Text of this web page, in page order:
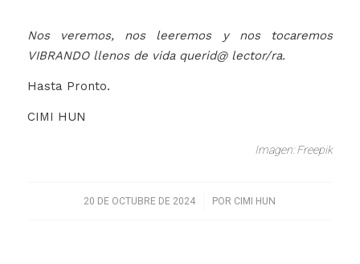
Nos veremos, nos leeremos y nos tocaremos
VIBRANDO llenos de vida querid@ lector/ra.
Hasta Pronto.
CIMI HUN
Imagen: Freepik
20 DE OCTUBRE DE 2024
/ POR CIMI HUN